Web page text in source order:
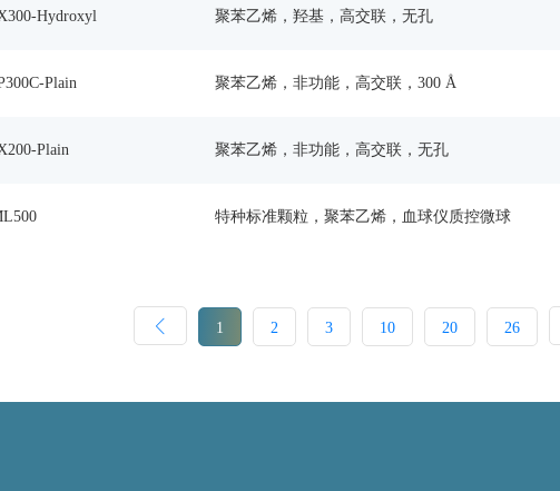
Hydroxyl 聚苯乙烯，羟基，高交联，无孔
Plain 聚苯乙烯，非功能，高交联，300 Å
Plain 聚苯乙烯，非功能，高交联，无孔
特种标准颗粒，聚苯乙烯，血球仪质控微球
1 2 3 10 20 26